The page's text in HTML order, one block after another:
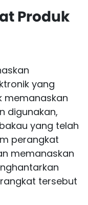
Produk
yang
memanaskan
digunakan,
yang telah
perangkat
memanaskan
tersebut